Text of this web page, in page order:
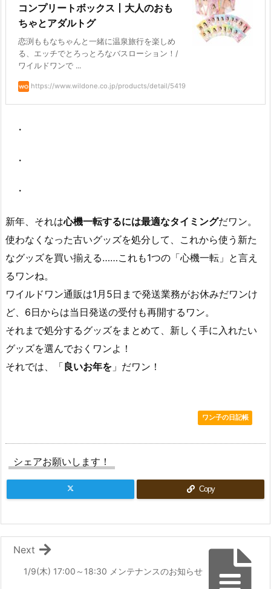
コンプリートボックス丨大人のおも
ちゃとアダルトグ
恋渕ももなちゃんと一緒に温泉旅行を楽しめ
る、エッチでとろっとろなバスローション！/
ワイルドワンで ...
https://www.wildone.co.jp/products/detail/5419
・
・
・
新年、それは心機一転するには最適なタイミングだワン。
使わなくなった古いグッズを処分して、これから使う新た
なグッズを買い揃える……これも1つの「心機一転」と言え
るワンね。
ワイルドワン通販は1月5日まで発送業務がお休みだワンけ
ど、6日からは当日発送の受付も再開するワン。
それまで処分するグッズをまとめて、新しく手に入れたい
グッズを選んでおくワンよ！
それでは、「良いお年を 」だワン！
ワン子の日記帳
シェアお願いします！
Copy
1/9(木) 17:00～18:30 メンテナンスのお知らせ
Next